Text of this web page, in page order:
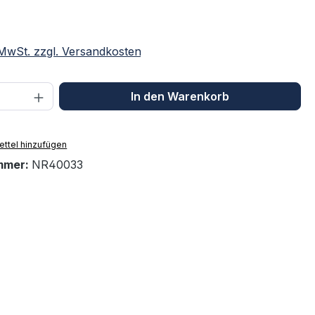
zzgl. Versandkosten
Anzahl: Gib den gewünschten Wert
In den Warenkorb
hinzufügen
NR40033